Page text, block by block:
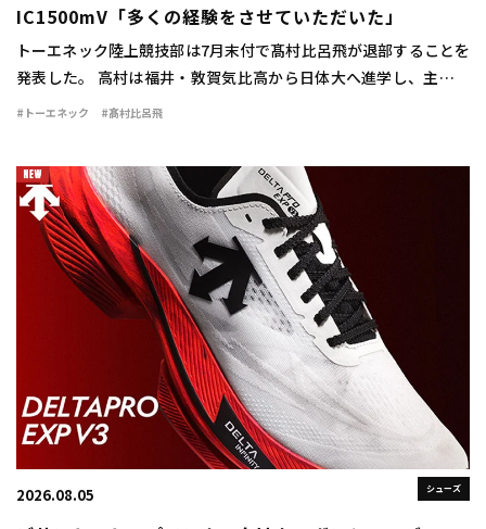
IC1500mV「多くの経験をさせていただいた」
トーエネック陸上競技部は7月末付で髙村比呂飛が退部することを
発表した。 高村は福井・敦賀気比高から日体大へ進学し、主に中
距離で活躍。1500mで2年時に3分42秒76をマークすると、3、4年
#トーエネック #髙村比呂飛
シューズ
2026.08.05